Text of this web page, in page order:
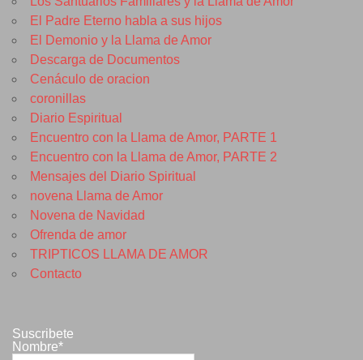
El Padre Eterno habla a sus hijos
El Demonio y la Llama de Amor
Descarga de Documentos
Cenáculo de oracion
coronillas
Diario Espiritual
Encuentro con la Llama de Amor, PARTE 1
Encuentro con la Llama de Amor, PARTE 2
Mensajes del Diario Spiritual
novena Llama de Amor
Novena de Navidad
Ofrenda de amor
TRIPTICOS LLAMA DE AMOR
Contacto
Suscribete
Nombre*